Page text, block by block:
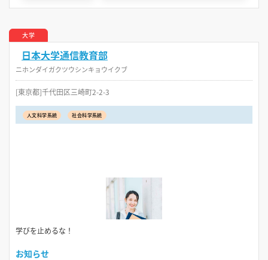
大学
日本大学通信教育部
ニホンダイガクツウシンキョウイクブ
[東京都]千代田区三崎町2-2-3
人文科学系統 社会科学系統
学びを止めるな！
お知らせ